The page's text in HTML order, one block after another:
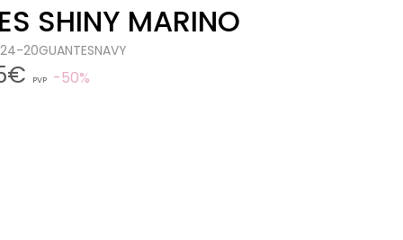
SHINY MARINO
20GUANTESNAVY
PVP 50%